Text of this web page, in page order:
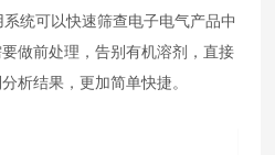
统可以快速筛查电子电气产品中
做前处理，告别有机溶剂，直接
析结果，更加简单快捷。